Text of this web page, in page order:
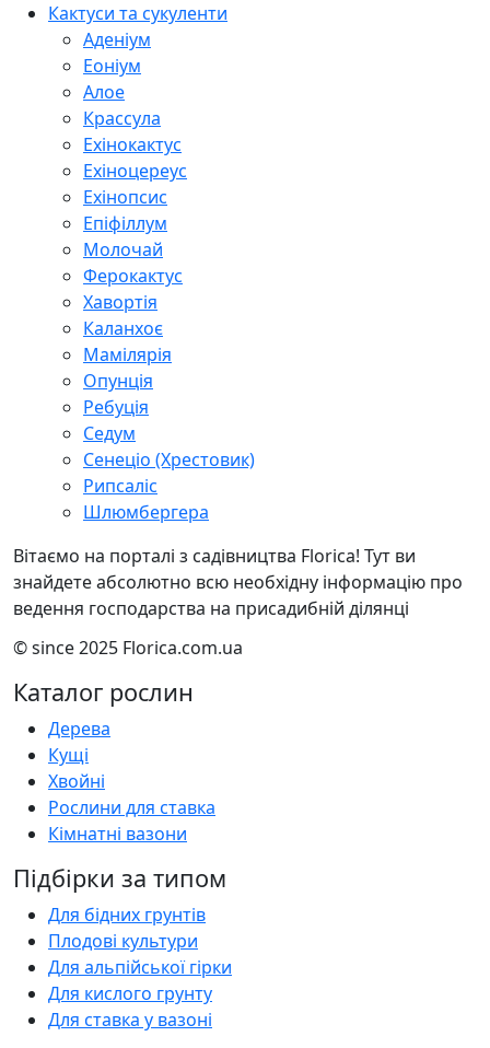
Кактуси та сукуленти
Аденіум
Еоніум
Алое
Крассула
Ехінокактус
Ехіноцереус
Ехінопсис
Епіфіллум
Молочай
Ферокактус
Хавортія
Каланхоє
Мамілярія
Опунція
Ребуція
Седум
Сенеціо (Хрестовик)
Рипсаліс
Шлюмбергера
Вітаємо на порталі з садівництва Florica! Тут ви
знайдете абсолютно всю необхідну інформацію про
ведення господарства на присадибній ділянці
© since 2025 Florica.com.ua
Каталог рослин
Дерева
Кущі
Хвойні
Рослини для ставка
Кімнатні вазони
Підбірки за типом
Для бідних грунтів
Плодові культури
Для альпійської гірки
Для кислого грунту
Для ставка у вазоні